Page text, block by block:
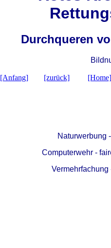
Durchqueren
[Anfang] [zurück] [Home]
Naturwerbung
Computerwehr -